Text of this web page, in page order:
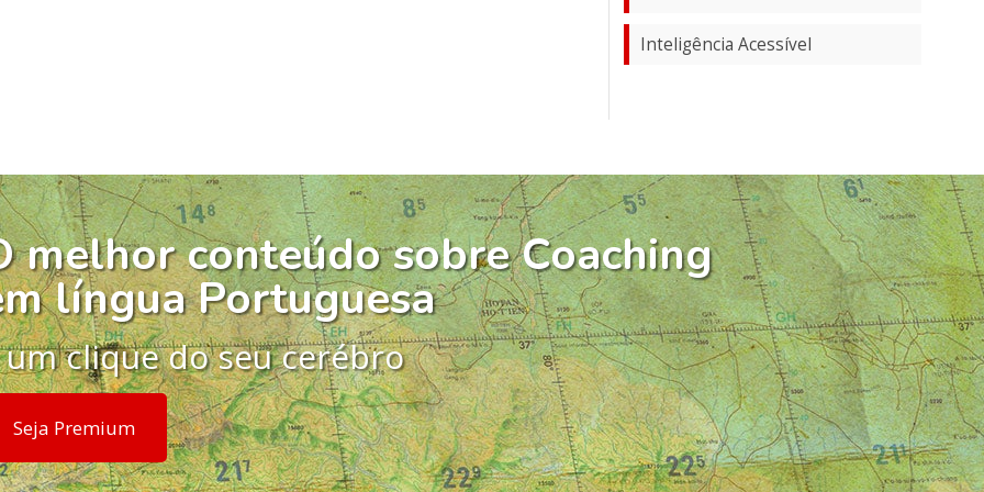
Inteligência Acessível
melhor conteúdo sobre Coaching
língua Portuguesa
um clique do seu cerébro
Seja Premium